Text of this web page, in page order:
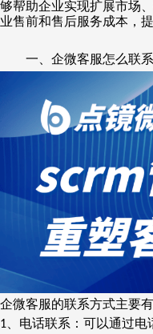
够帮助企业实现扩展市场
业售前和售后服务成本，
一、企微客服怎么联系
企微客服的联系方式主要
1 、电话联系：可以通过